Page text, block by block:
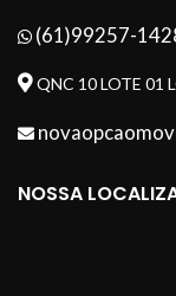
(61)99257-
QNC 10 LOTE 01
NOSSA